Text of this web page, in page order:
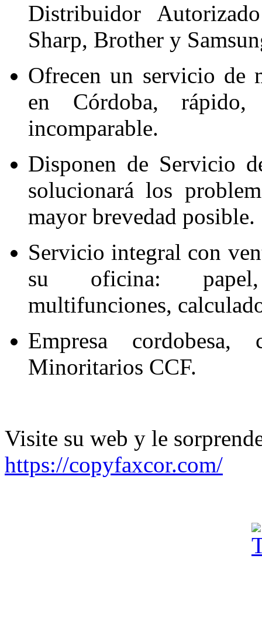
Distribuidor
Sharp, Brother y
Ofrecen un servicio de
en Córdoba,
incomparable.
Disponen de Servicio
solucionará los
mayor brevedad posible.
Servicio integral con
su oficina: papel,
multifunciones,
Empresa
Minoritarios CCF.
Visite su web y le
https://copyfaxcor.com/